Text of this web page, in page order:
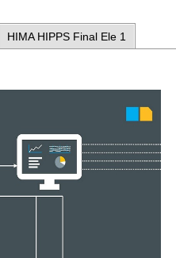
HIMA HIPPS Final Ele 1